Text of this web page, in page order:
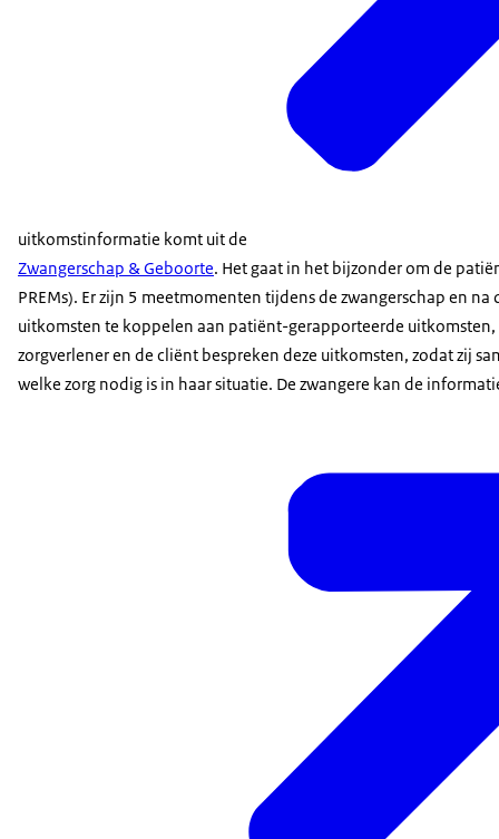
uitkomstinformatie komt uit de
Zwangerschap & Geboorte. Het gaat in het bijzonder om de
PREMs). Er zijn 5 meetmomenten tijdens de zwangerschap en
uitkomsten te koppelen aan patiënt-gerapporteerde
zorgverlener en de cliënt bespreken deze uitkomsten, zodat zij
welke zorg nodig is in haar situatie. De zwangere kan de